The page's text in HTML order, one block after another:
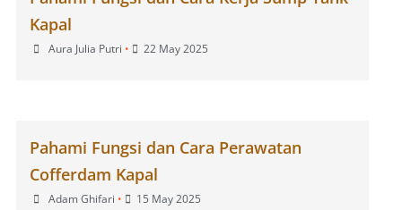
Kapal
Aura Julia Putri • 22 May 2025
Pahami Fungsi dan Cara Perawatan
Cofferdam Kapal
Adam Ghifari • 15 May 2025